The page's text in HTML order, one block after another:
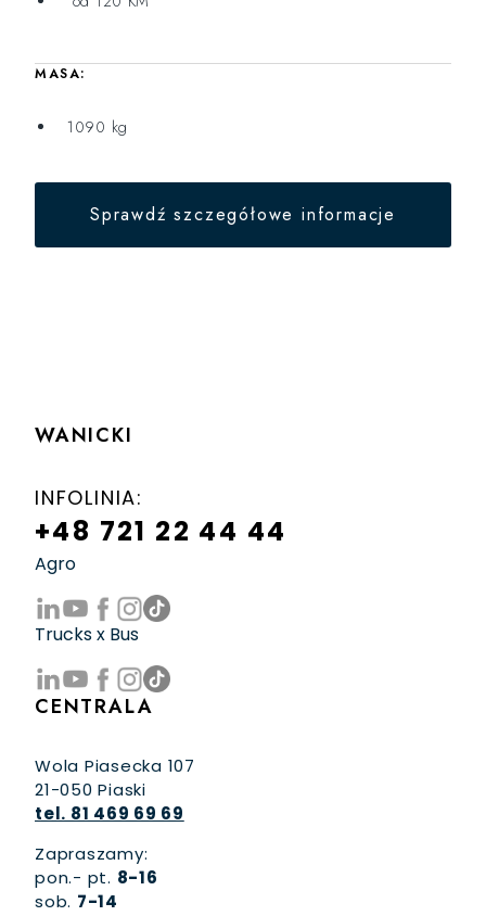
MASA:
1090 kg
Sprawdź szczegółowe informacje
WANICKI
INFOLINIA:
+48 721 22 44 44
Agro
Trucks x Bus
CENTRALA
Wola Piasecka 107
21-050 Piaski
tel. 81 469 69 69
Zapraszamy:
pon.- pt. 8-16
sob. 7-14